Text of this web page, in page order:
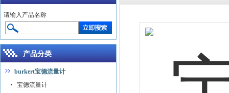
请输入产品名称
产品分类
burkert宝德流量计
宝德流量计